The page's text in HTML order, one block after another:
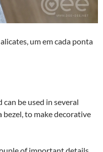
um em cada ponta
be used in several
to make decorative